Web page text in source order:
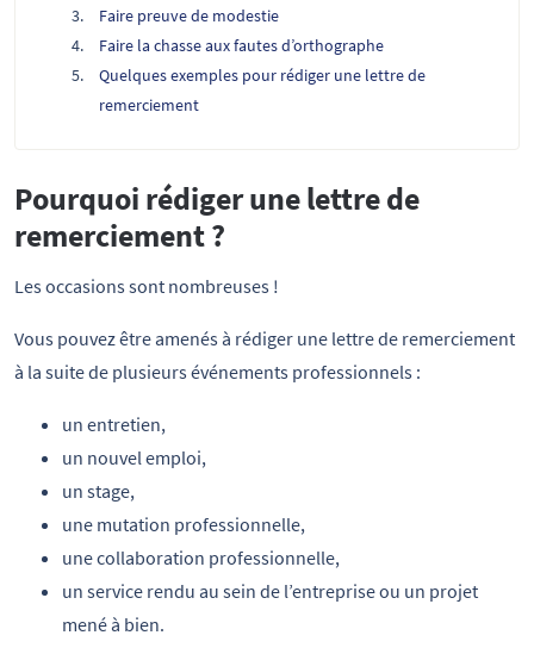
Faire preuve de modestie
Faire la chasse aux fautes d’orthographe
Quelques exemples pour rédiger une lettre de
remerciement
Pourquoi rédiger une lettre de
remerciement ?
Les occasions sont nombreuses !
Vous pouvez être amenés à rédiger une lettre de remerciement
à la suite de plusieurs événements professionnels :
un entretien,
un nouvel emploi,
un stage,
une mutation professionnelle,
une collaboration professionnelle,
un service rendu au sein de l’entreprise ou un projet
mené à bien.